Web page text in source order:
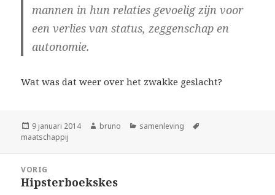
mannen in hun relaties gevoelig zijn voor
een verlies van status, zeggenschap en
autonomie.
Wat was dat weer over het zwakke geslacht?
Geplaatst
op
9 januari 2014 Auteur
bruno Categorieën
samenleving
maatschappij
navigatie
VORIG
Vorig
Hipsterboekskes